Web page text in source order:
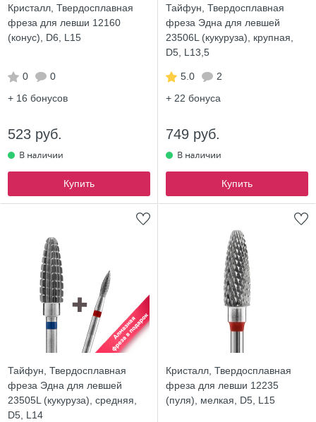
Кристалл, Твердосплавная
фреза для левши 12160
(конус), D6, L15
0
0
+ 16 бонусов
523 руб.
Купить
Тайфун, Твердосплавная
фреза Эдна для левшей
23506L (кукуруза), крупная,
D5, L13,5
5.0
2
+ 22 бонуса
749 руб.
Купить
Тайфун, Твердосплавная
фреза Эдна для левшей
23505L (кукуруза), средняя,
D5, L14
Кристалл, Твердосплавная
фреза для левши 12235
(пуля), мелкая, D5, L15